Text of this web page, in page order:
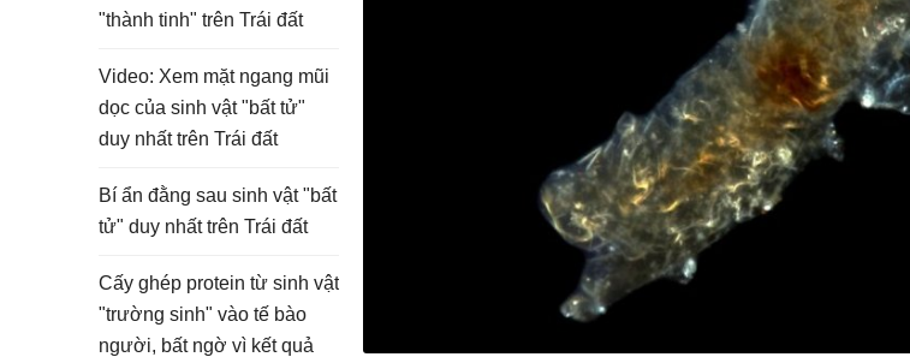
"thành tinh" trên Trái đất
Video: Xem mặt ngang mũi
dọc của sinh vật "bất tử"
duy nhất trên Trái đất
Bí ẩn đằng sau sinh vật "bất
tử" duy nhất trên Trái đất
Cấy ghép protein từ sinh vật
"trường sinh" vào tế bào
người, bất ngờ vì kết quả